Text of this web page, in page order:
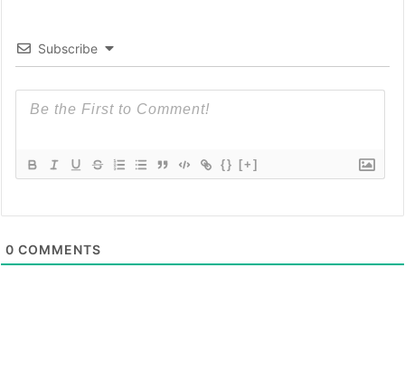
Subscribe
{} [+]
0 COMMENTS